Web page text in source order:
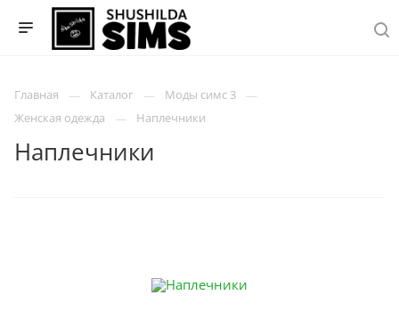
Главная Каталог
Моды симс 3
Женская одежда
Наплечники
Наплечники